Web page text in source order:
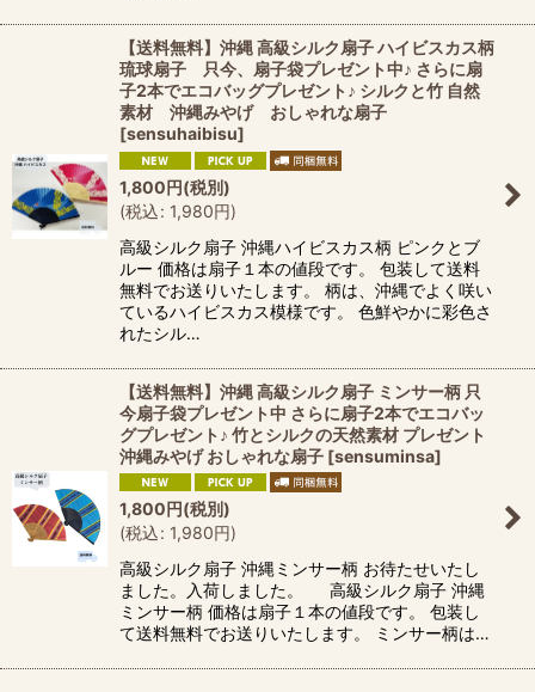
【送料無料】沖縄 高級シルク扇子 ハイビスカス柄
琉球扇子 只今、扇子袋プレゼント中♪ さらに扇
子2本でエコバッグプレゼント♪ シルクと竹 自然
素材 沖縄みやげ おしゃれな扇子
[sensuhaibisu]
1,800円(税別)
(税込: 1,980円)
高級シルク扇子 沖縄ハイビスカス柄 ピンクとブ
ルー 価格は扇子１本の値段です。 包装して送料
無料でお送りいたします。 柄は、沖縄でよく咲い
ているハイビスカス模様です。 色鮮やかに彩色さ
れたシル…
【送料無料】沖縄 高級シルク扇子 ミンサー柄 只
今扇子袋プレゼント中 さらに扇子2本でエコバッ
グプレゼント♪ 竹とシルクの天然素材 プレゼント
沖縄みやげ おしゃれな扇子 [sensuminsa]
1,800円(税別)
(税込: 1,980円)
高級シルク扇子 沖縄ミンサー柄 お待たせいたし
ました。入荷しました。 高級シルク扇子 沖縄
ミンサー柄 価格は扇子１本の値段です。 包装し
て送料無料でお送りいたします。 ミンサー柄は…